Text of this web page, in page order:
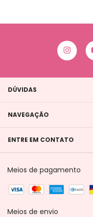
DÚVIDAS
NAVEGAÇÃO
ENTRE EM CONTATO
Meios de pagamento
Meios de envio